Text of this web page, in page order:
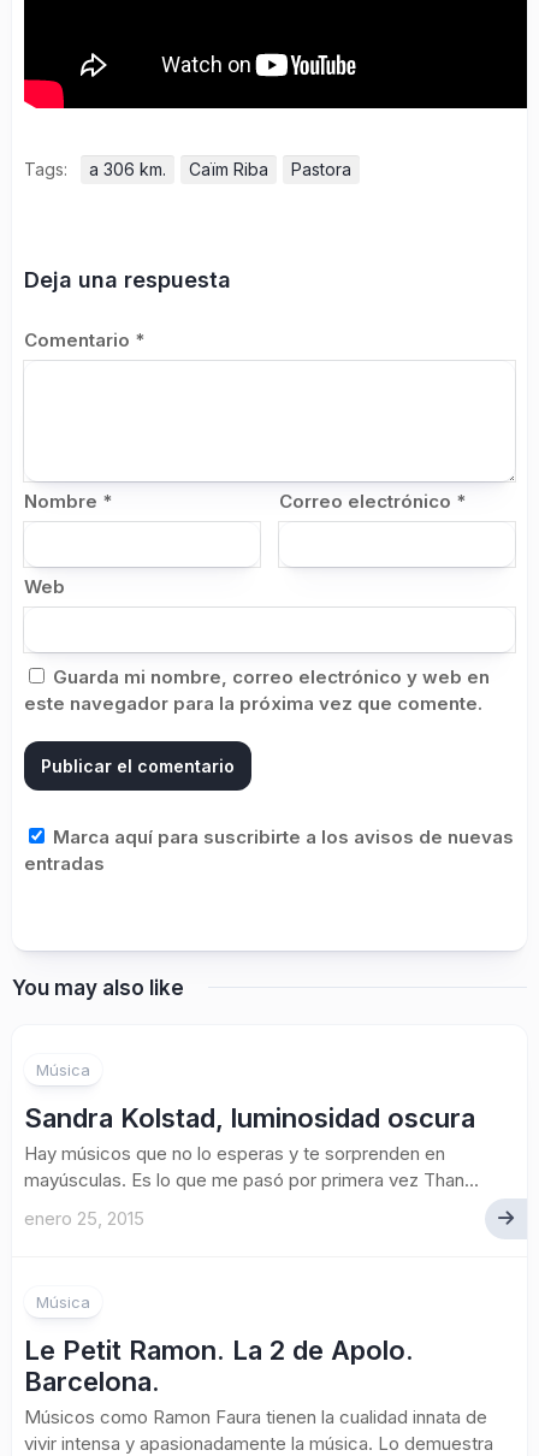
Tags: a 306 km. Caïm Riba Pastora
Deja una respuesta
Comentario *
Nombre * Correo electrónico *
Web
Guarda mi nombre, correo electrónico y web en
este navegador para la próxima vez que comente.
Marca aquí para suscribirte a los avisos de nuevas
entradas
You may also like
Música
Sandra Kolstad, luminosidad oscura
Hay músicos que no lo esperas y te sorprenden en
mayúsculas. Es lo que me pasó por primera vez Than...
enero 25, 2015
Música
Le Petit Ramon. La 2 de Apolo.
Barcelona.
Músicos como Ramon Faura tienen la cualidad innata de
vivir intensa y apasionadamente la música. Lo demuestra